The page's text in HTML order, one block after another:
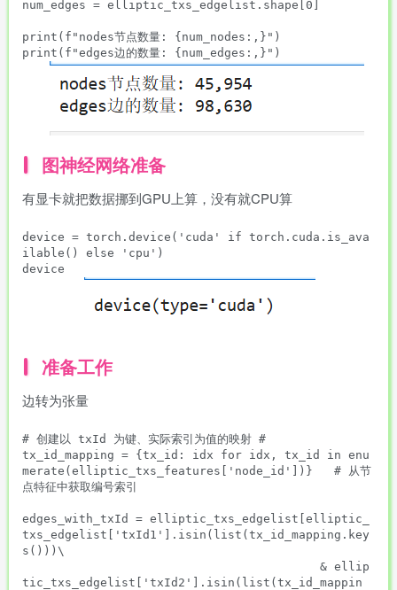
num_edges = elliptic_txs_edgelist.shape[0]
print(f"nodes节点数量: {num_nodes:,}")
图神经网络准备
有显卡就把数据挪到GPU上算，没有就CPU算
device = torch.device('cuda' if torch.cuda.is_ava
ilable() else 'cpu')
device
准备工作
边转为张量
# 创建以 txId 为键、实际索引为值的映射 #
tx_id_mapping = {tx_id: idx for idx, tx_id in enu
merate(elliptic_txs_features['node_id'])}   # 从节
点特征中获取编号索引
edges_with_txId = elliptic_txs_edgelist[elliptic_
txs_edgelist['txId1'].isin(list(tx_id_mapping.key
s()))\
tic_txs_edgelist['txId2'].isin(list(tx_id_mappin